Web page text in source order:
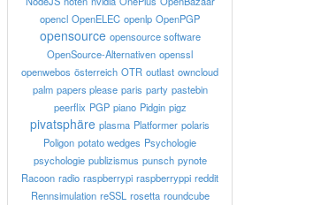
opencl OpenELEC openlp OpenPGP
opensource opensource software
OpenSource-Alternativen openssl
openwebos österreich OTR outlast owncloud
palm papers please paris party pastebin
peerflix PGP piano Pidgin pigz
pivatsphäre plasma Platformer polaris
Poligon potato wedges Psychologie
psychologie publizismus punsch pynote
Racoon radio raspberrypi raspberryppi reddit
Rennsimulation reSSL rosetta roundcube